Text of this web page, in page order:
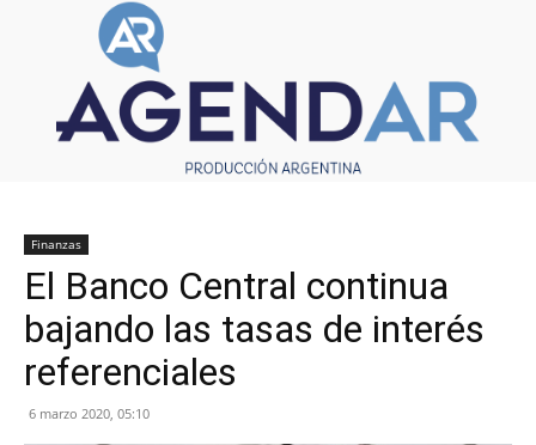
Finanzas
El Banco Central continua
bajando las tasas de interés
referenciales
6 marzo 2020, 05:10